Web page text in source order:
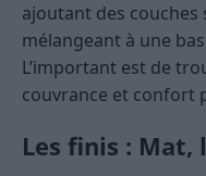
ajoutant des
mélangeant à une
L’important est de
couvrance et confort
Les finis :